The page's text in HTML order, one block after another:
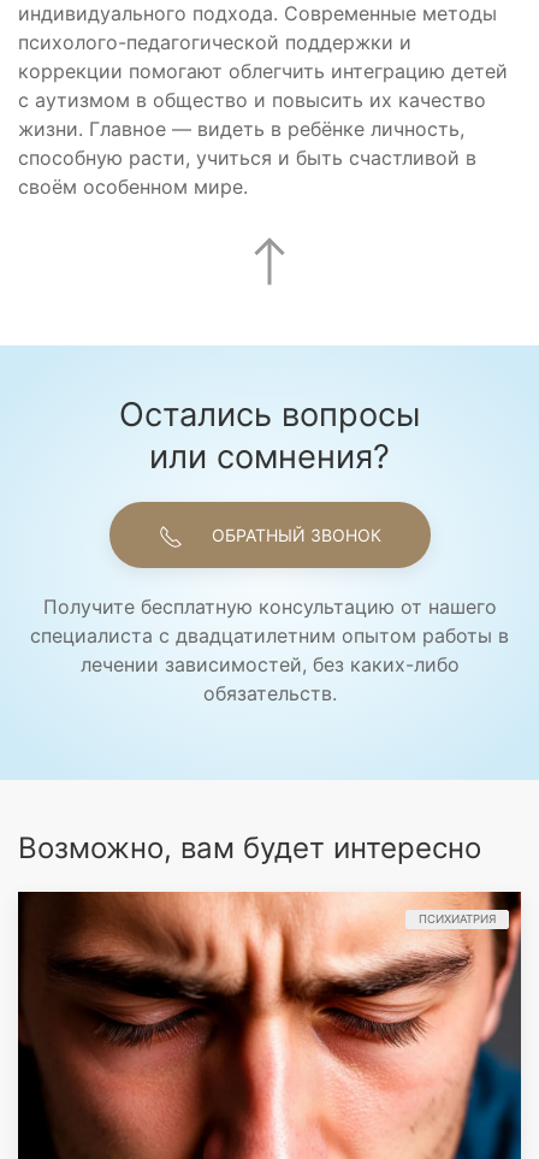
индивидуального подхода. Современные методы
психолого-педагогической поддержки и
коррекции помогают облегчить интеграцию детей
с аутизмом в общество и повысить их качество
жизни. Главное — видеть в ребёнке личность,
способную расти, учиться и быть счастливой в
своём особенном мире.
Остались вопросы
или сомнения?
ОБРАТНЫЙ ЗВОНОК
Получите бесплатную консультацию от нашего
специалиста с двадцатилетним опытом работы в
лечении зависимостей, без каких-либо
обязательств.
Возможно, вам будет интересно
ПСИХИАТРИЯ